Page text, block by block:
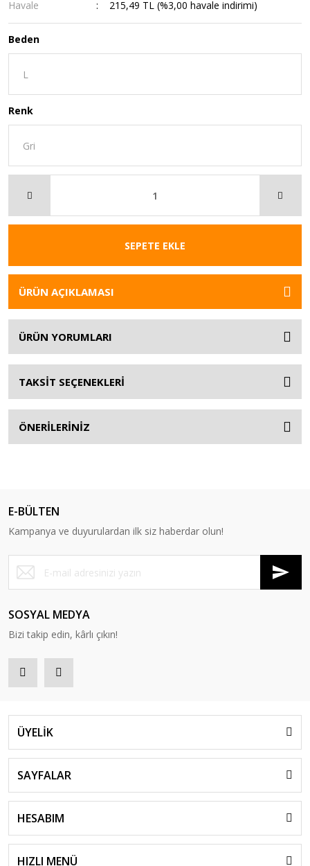
Havale
215,49 TL (%3,00 havale indirimi)
Beden
Renk
SEPETE EKLE
ÜRÜN AÇIKLAMASI
ÜRÜN YORUMLARI
TAKSİT SEÇENEKLERİ
ÖNERİLERİNİZ
E-BÜLTEN
Kampanya ve duyurulardan ilk siz haberdar olun!
SOSYAL MEDYA
Bizi takip edin, kârlı çıkın!
ÜYELİK
SAYFALAR
HESABIM
HIZLI MENÜ